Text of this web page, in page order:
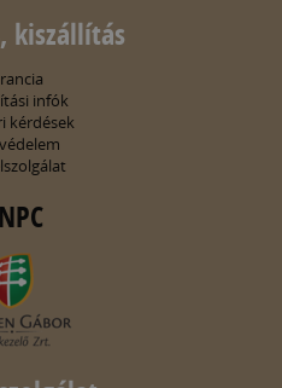
kiszállítás
infók
kérdések